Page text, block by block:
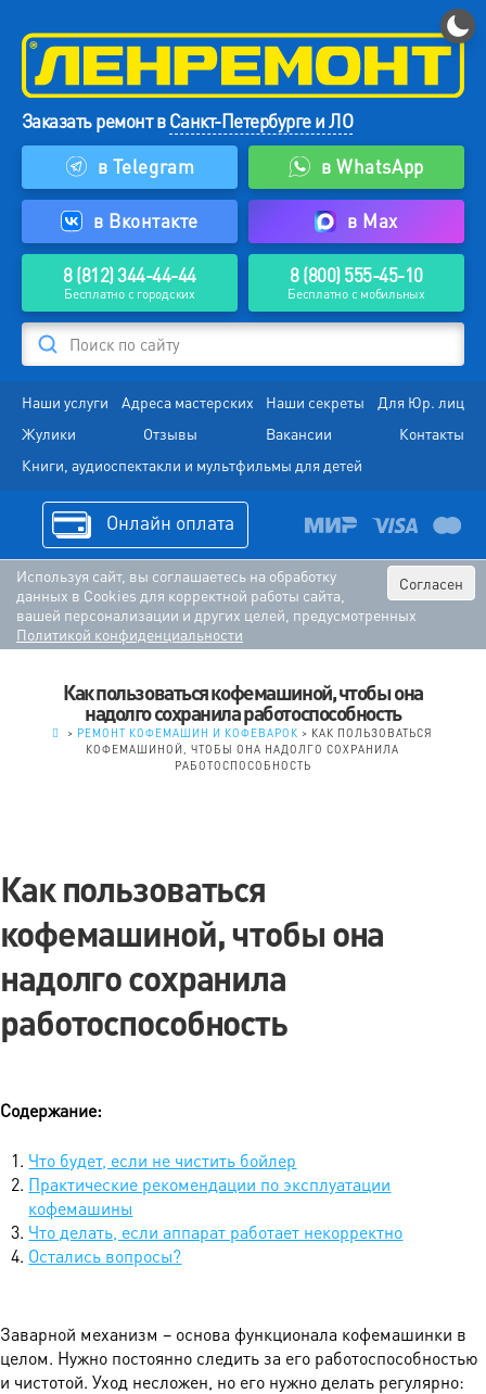
Заказать ремонт вСанкт-Петербурге и ЛО
в Telegram
в WhatsApp
в Вконтакте в Max
8 (812) 344-44-44
Бесплатно с городских
8 (800) 555-45-10
Бесплатно с мобильных
Поиск по сайту
Наши услуги Адреса мастерских Наши секреты
Для Юр. лиц
Жулики
Отзывы Вакансии
Контакты
Книги, аудиоспектакли и мультфильмы для детей
Онлайн оплата
Согласен
Используя сайт, вы соглашаетесь на обработку
данных в Cookies для корректной работы сайта,
вашей персонализации и других целей, предусмотренных
Политикой конфиденциальности
Как пользоваться кофемашиной, чтобы она
надолго сохранила работоспособность
> РЕМОНТ КОФЕМАШИН И КОФЕВАРОК > КАК ПОЛЬЗОВАТЬСЯ
КОФЕМАШИНОЙ, ЧТОБЫ ОНА НАДОЛГО СОХРАНИЛА
РАБОТОСПОСОБНОСТЬ
Как пользоваться
кофемашиной, чтобы она
надолго сохранила
работоспособность
Содержание:
Что будет, если не чистить бойлер
Практические рекомендации по эксплуатации
кофемашины
Что делать, если аппарат работает некорректно
Остались вопросы?
Заварной механизм – основа функционала кофемашинки в
целом. Нужно постоянно следить за его работоспособностью
и чистотой. Уход несложен, но его нужно делать регулярно: